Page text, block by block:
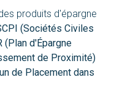
produits d'épargne
(Sociétés Civiles
(Plan d'Épargne
de Proximité)
de Placement dans